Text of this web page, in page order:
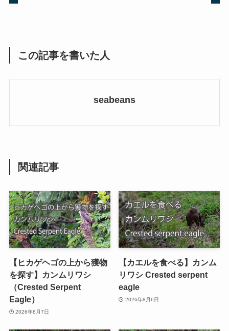
この記事を書いた人
seabeans
関連記事
【ヒカゲヘゴの上から獲物
を探す】カンムリワシ
（Crested Serpent
Eagle）
2026年8月7日
【カエルを食べる】カンム
リワシ Crested serpent
eagle
2026年8月6日